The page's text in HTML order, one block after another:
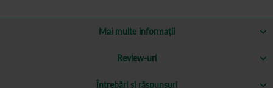
Mai multe informații
Review-uri
Întrebări și răspunsuri